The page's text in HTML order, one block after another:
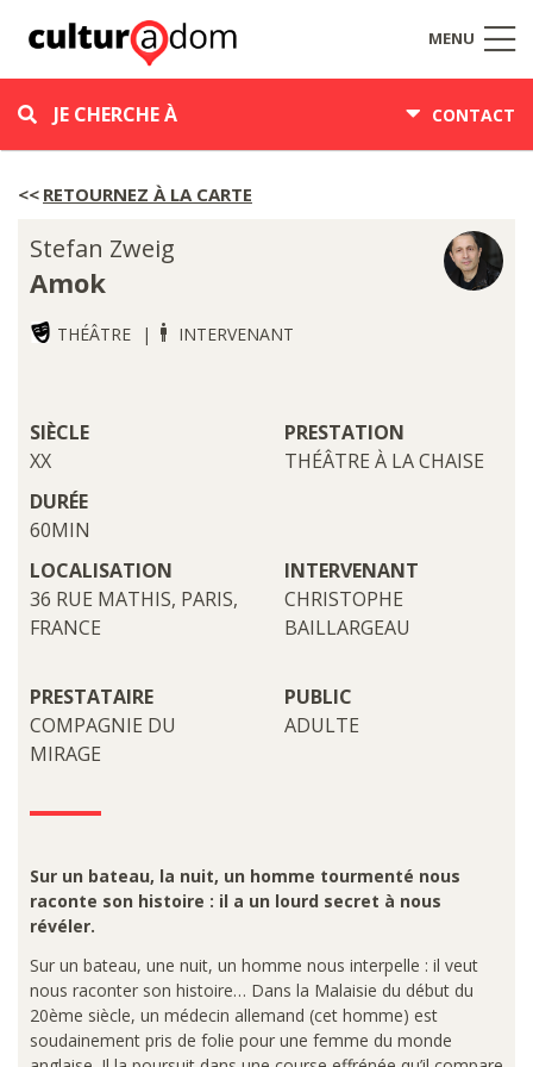
MENU
JE CHERCHE À CONTACT
RETOURNEZ À LA CARTE
Stefan Zweig
Amok
THÉÂTRE INTERVENANT
SIÈCLE
XX
PRESTATION
THÉÂTRE À LA CHAISE
DURÉE
60MIN
LOCALISATION
36 RUE MATHIS, PARIS,
FRANCE
INTERVENANT
CHRISTOPHE
BAILLARGEAU
PRESTATAIRE
COMPAGNIE DU
MIRAGE
PUBLIC
ADULTE
Sur un bateau, la nuit, un homme tourmenté nous
raconte son histoire : il a un lourd secret à nous
révéler.
Sur un bateau, une nuit, un homme nous interpelle : il veut
nous raconter son histoire… Dans la Malaisie du début du
20ème siècle, un médecin allemand (cet homme) est
soudainement pris de folie pour une femme du monde